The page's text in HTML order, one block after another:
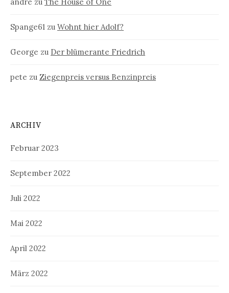
andre zu The House of One
Spange61 zu Wohnt hier Adolf?
George zu Der blümerante Friedrich
pete zu Ziegenpreis versus Benzinpreis
ARCHIV
Februar 2023
September 2022
Juli 2022
Mai 2022
April 2022
März 2022